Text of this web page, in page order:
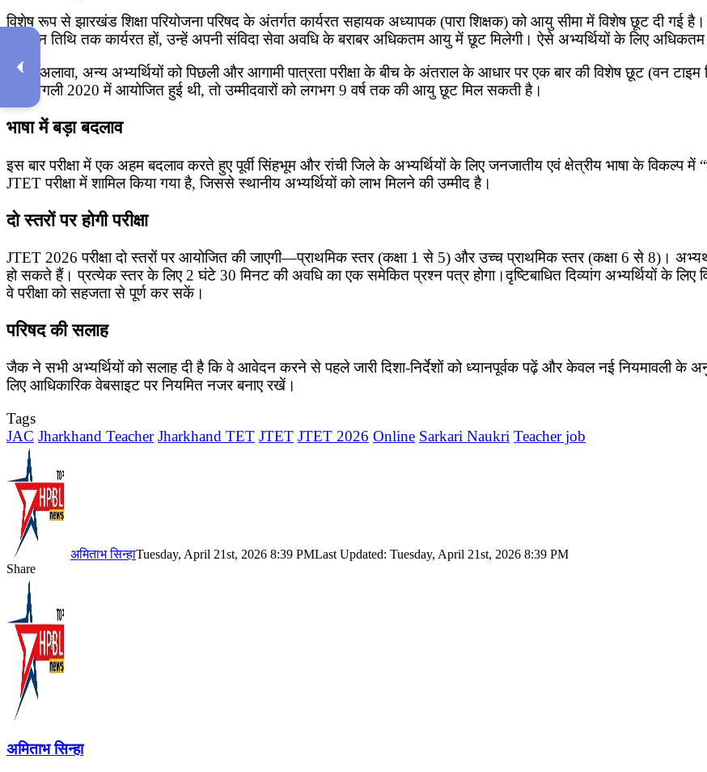
विशेष रूप से झारखंड शिक्षा परियोजना परिषद के अंतर्गत कार्यरत सहायक अध्यापक (पारा शिक्षक) को आयु सीमा में विशेष छूट दी गई
विज्ञापन तिथि तक कार्यरत हों, उन्हें अपनी संविदा सेवा अवधि के बराबर अधिकतम आयु में छूट मिलेगी। ऐसे अभ्यर्थियों के लिए अधिकतम
इसके अलावा, अन्य अभ्यर्थियों को पिछली और आगामी पात्रता परीक्षा के बीच के अंतराल के आधार पर एक बार की विशेष छूट (वन टाइम
और अगली 2020 में आयोजित हुई थी, तो उम्मीदवारों को लगभग 9 वर्ष तक की आयु छूट मिल सकती है।
भाषा में बड़ा बदलाव
इस बार परीक्षा में एक अहम बदलाव करते हुए पूर्वी सिंहभूम और रांची जिले के अभ्यर्थियों के लिए जनजातीय एवं क्षेत्रीय भाषा के विकल्प में
JTET परीक्षा में शामिल किया गया है, जिससे स्थानीय अभ्यर्थियों को लाभ मिलने की उम्मीद है।
दो स्तरों पर होगी परीक्षा
JTET 2026 परीक्षा दो स्तरों पर आयोजित की जाएगी—प्राथमिक स्तर (कक्षा 1 से 5) और उच्च प्राथमिक स्तर (कक्षा 6 से 8)।
हो सकते हैं। प्रत्येक स्तर के लिए 2 घंटे 30 मिनट की अवधि का एक समेकित प्रश्न पत्र होगा।दृष्टिबाधित दिव्यांग अभ्यर्थियों के लिए
वे परीक्षा को सहजता से पूर्ण कर सकें।
परिषद की सलाह
जैक ने सभी अभ्यर्थियों को सलाह दी है कि वे आवेदन करने से पहले जारी दिशा-निर्देशों को ध्यानपूर्वक पढ़ें और केवल नई नियमावली के
लिए आधिकारिक वेबसाइट पर नियमित नजर बनाए रखें।
Tags
JAC Jharkhand Teacher Jharkhand TET JTET JTET 2026 Online Sarkari Naukri Teacher job
अमिताभ सिन्हाTuesday, April 21st, 2026 8:39 PMLast Updated: Tuesday, April 21st, 2026 8:39 PM
Share
Facebook
LinkedIn
Pinterest
WhatsApp
Telegram
अमिताभ सिन्हा